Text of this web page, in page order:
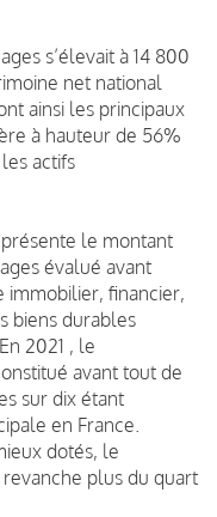
s’élevait à 14 800
net national
ainsi les principaux
à hauteur de 56%
actifs
le montant
évalué avant
immobilier, financier,
biens durables
2021 , le
avant tout de
sur dix étant
en France.
dotés, le
plus du quart